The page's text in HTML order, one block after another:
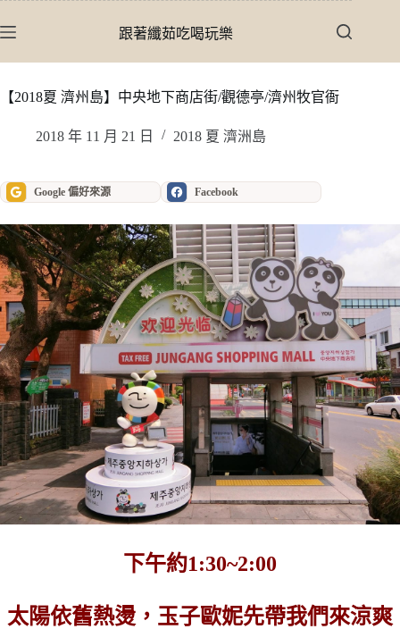
至
內
跟著纖茹吃喝玩樂
【2018夏 濟州島】中央地下商店街/觀德亭/濟州牧官衙
2018 年 11 月 21 日 2018 夏 濟洲島
Google 偏好來源 Facebook
下午約1:30~2:00
太陽依舊熱燙，玉子歐妮先帶我們來涼爽